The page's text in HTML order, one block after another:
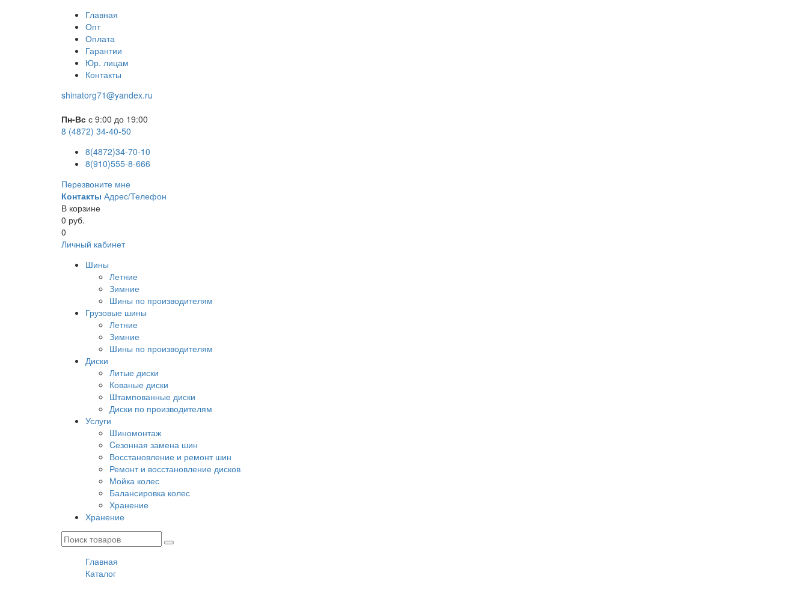
Главная
Опт
Оплата
Гарантии
Юр. лицам
Контакты
shinatorg71@yandex.ru
Пн-Вс с 9:00 до 19:00
8 (4872) 34-40-50
8(4872)34-70-10
8(910)555-8-666
Перезвоните мне
Контакты Адрес/Телефон
В корзине
0 руб.
0
Личный кабинет
Шины
Летние
Зимние
Шины по производителям
Грузовые шины
Летние
Зимние
Шины по производителям
Диски
Литые диски
Кованые диски
Штампованные диски
Диски по производителям
Услуги
Шиномонтаж
Cезонная замена шин
Восстановление и ремонт шин
Ремонт и восстановление дисков
Мойка колес
Балансировка колес
Хранение
Хранение
Главная
Каталог